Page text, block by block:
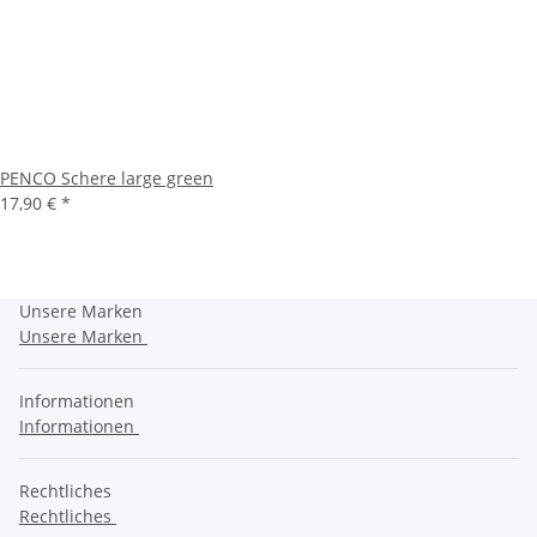
PENCO Schere large green
17,90 € *
Unsere Marken
Unsere Marken
Informationen
Informationen
Rechtliches
Rechtliches